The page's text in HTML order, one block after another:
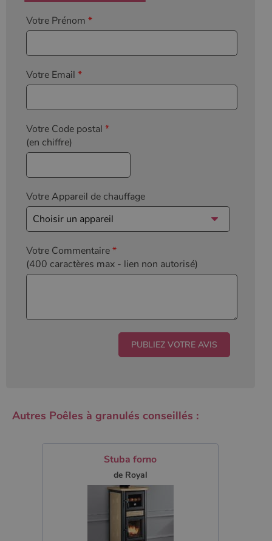
Votre Prénom *
Votre Email *
Votre Code postal *
(en chiffre)
Votre Appareil de chauffage
Votre Commentaire*
(400 caractères max - lien non autorisé)
Autres Poêles à granulés conseillés :
Stuba forno
de Royal